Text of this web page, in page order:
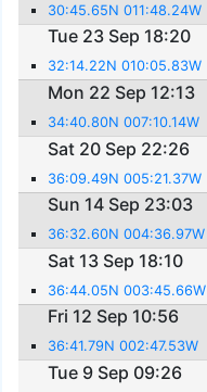
30:45.65N 011:48.24W
Tue 23 Sep 18:20
32:14.22N 010:05.83W
Mon 22 Sep 12:13
34:40.80N 007:10.14W
Sat 20 Sep 22:26
36:09.49N 005:21.37W
Sun 14 Sep 23:03
36:32.60N 004:36.97W
Sat 13 Sep 18:10
36:44.05N 003:45.66W
Fri 12 Sep 10:56
36:41.79N 002:47.53W
Tue 9 Sep 09:26